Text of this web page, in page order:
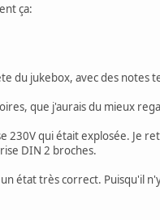
ça:
du jukebox, avec des notes
que j'aurais du mieux
230V qui était explosée. Je
DIN 2 broches.
état très correct. Puisqu'il